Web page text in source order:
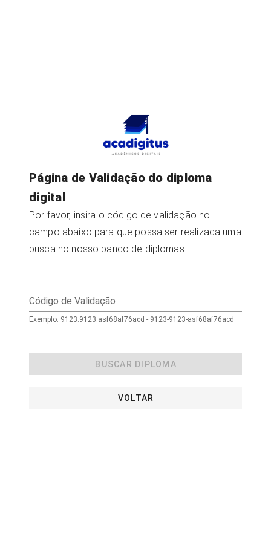
Página de Validação do diploma
digital
Por favor, insira o código de validação no
campo abaixo para que possa ser realizada uma
busca no nosso banco de diplomas.
Código de Validação
Exemplo: 9123.9123.asf68af76acd - 9123-9123-asf68af76acd
BUSCAR DIPLOMA
VOLTAR